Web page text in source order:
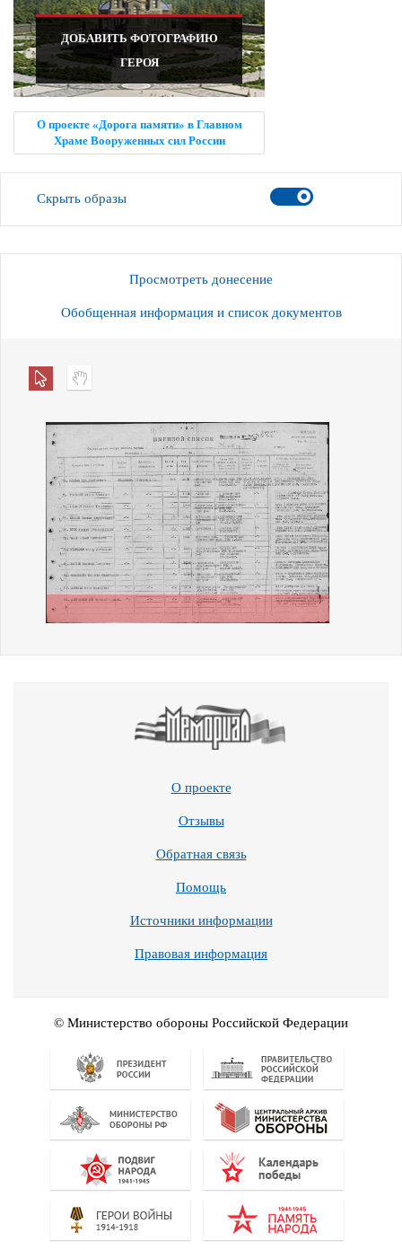
ДОБАВИТЬ ФОТОГРАФИЮ
ГЕРОЯ
О проекте «Дорога памяти» в Главном
Храме Вооруженных сил России
Скрыть образы
Просмотреть донесение
Обобщенная информация и список документов
О проекте
Отзывы
Обратная связь
Помощь
Источники информации
Правовая информация
© Министерство обороны Российской Федерации